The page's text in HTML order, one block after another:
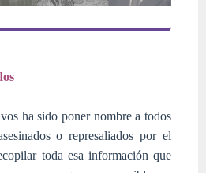
ha sido poner nombre a todos
o represaliados por el
toda esa información que